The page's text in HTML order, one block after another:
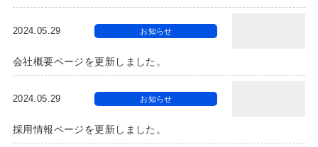
2024.05.29 お知らせ
会社概要ページを更新しました。
2024.05.29 お知らせ
採用情報ページを更新しました。